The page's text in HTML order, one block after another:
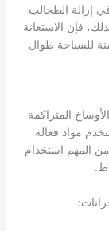
إزالة الطحالب
فإن الاستعانة
للسباحة طوال
المتراكمة
مواد فعالة
المهم استخدام